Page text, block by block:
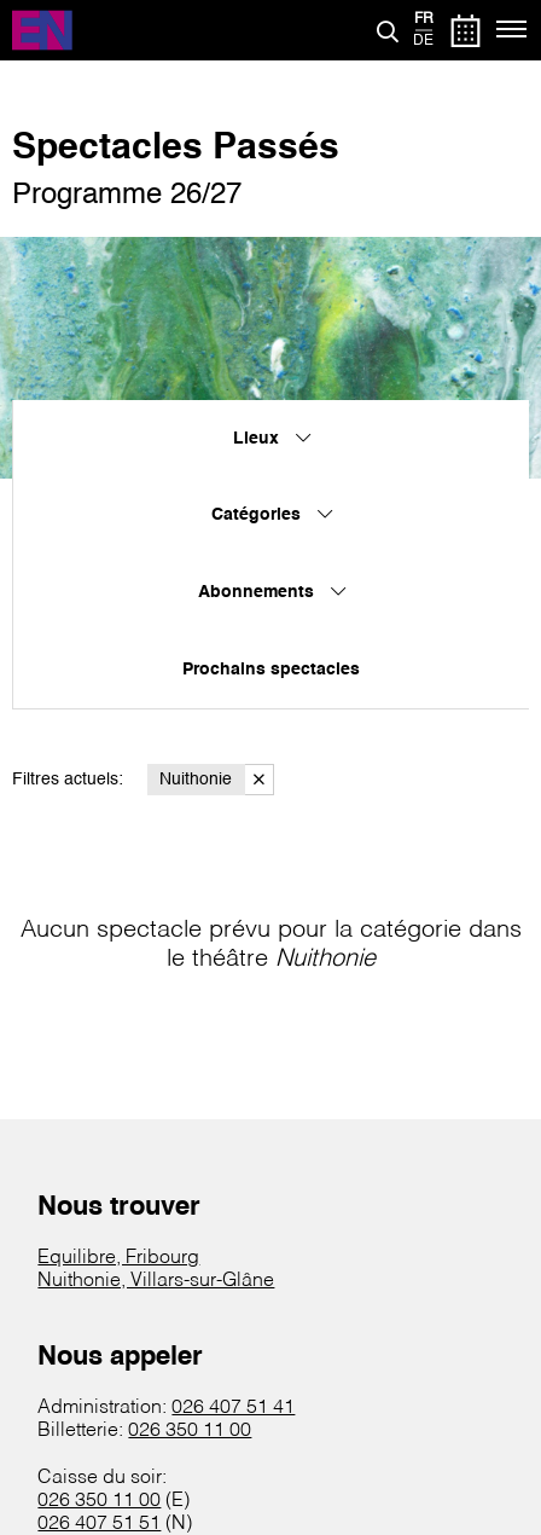
Aller
contenu
FR
DE
Spectacles Passés
Programme 26/27
Lieux
Catégories
Abonnements
Prochains spectacles
Filtres actuels: Nuithonie
Aucun spectacle prévu pour la catégorie dans
le théâtre Nuithonie
Nous trouver
Equilibre, Fribourg
Nuithonie, Villars-sur-Glâne
Nous appeler
Administration:026 407 51 41
Billetterie:026 350 11 00
Caisse du soir:
026 350 11 00 (E)
026 407 51 51 (N)